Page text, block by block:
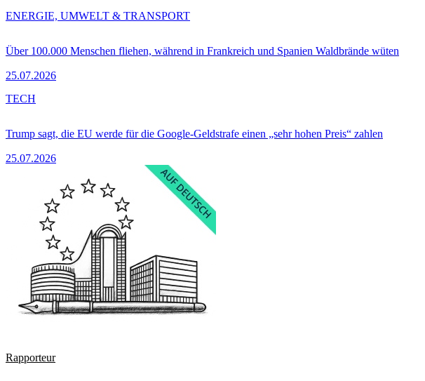
Über 100.000 Menschen fliehen, während in Frankreich und Spanien Waldbrände wüten
25.07.2026
ENERGIE, UMWELT & TRANSPORT
Trump sagt, die EU werde für die Google-Geldstrafe einen „sehr hohen Preis“ zahlen
25.07.2026
TECH
Rapporteur